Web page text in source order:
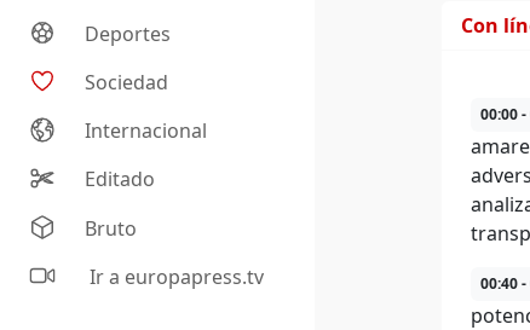
Deportes
Sociedad
Internacional
Editado
Bruto
Ir a europapress.tv
Con
00:00
00:40